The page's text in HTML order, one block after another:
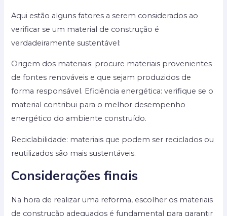
Aqui estão alguns fatores a serem considerados ao
verificar se um material de construção é
verdadeiramente sustentável:
Origem dos materiais: procure materiais provenientes
de fontes renováveis e que sejam produzidos de
forma responsável. Eficiência energética: verifique se o
material contribui para o melhor desempenho
energético do ambiente construído.
Reciclabilidade: materiais que podem ser reciclados ou
reutilizados são mais sustentáveis.
Considerações finais
Na hora de realizar uma reforma, escolher os materiais
de construção adequados é fundamental para garantir